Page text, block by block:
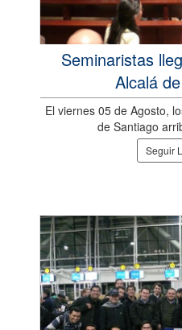
Seminaristas
Alcalá
El viernes 05 de Agosto,
de Santiago
Seguir